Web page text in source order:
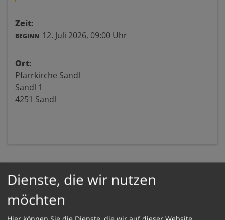
Zeit:
BEGINN 12. Juli 2026, 09:00 Uhr
Ort:
Pfarrkirche Sandl
Sandl 1
4251 Sandl
Karte:
Dienste, die wir nutzen
möchten